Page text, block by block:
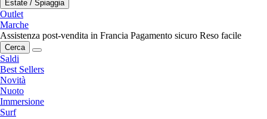
Estate / Spiaggia
Outlet
Marche
Assistenza post-vendita in Francia Pagamento sicuro Reso facile
Cerca
Saldi
Best Sellers
Novità
Nuoto
Immersione
Surf